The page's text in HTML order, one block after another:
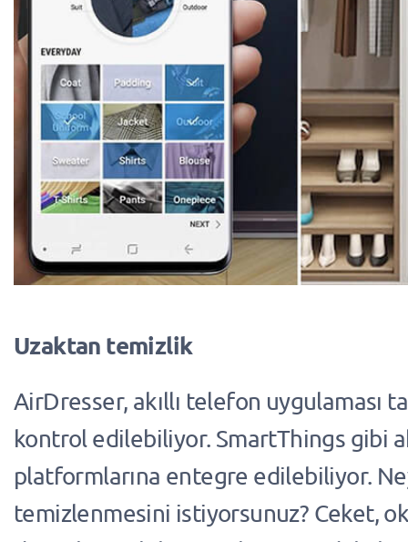
Uzaktan temizlik
AirDresser, akıllı telefon uygulaması
kontrol edilebiliyor. SmartThings gibi
platformlarına entegre edilebiliyor.
temizlenmesini istiyorsunuz? Ceket,